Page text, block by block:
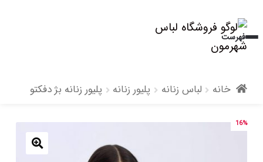
پرش
به
پرش
به
فهرست
خانه لباس زنانه پلیور زنانه پلیور زنانه بژ دفکتو
16%